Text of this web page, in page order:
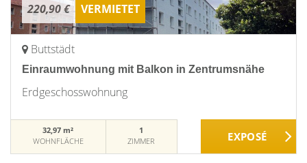
220,90 € VERMIETET
Buttstädt
Einraumwohnung mit Balkon in Zentrumsnähe
Erdgeschosswohnung
32,97 m²
WOHNFLÄCHE
1
ZIMMER